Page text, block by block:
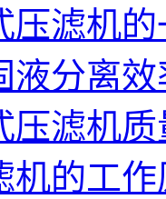
压滤机
液分离
压滤机
机的工